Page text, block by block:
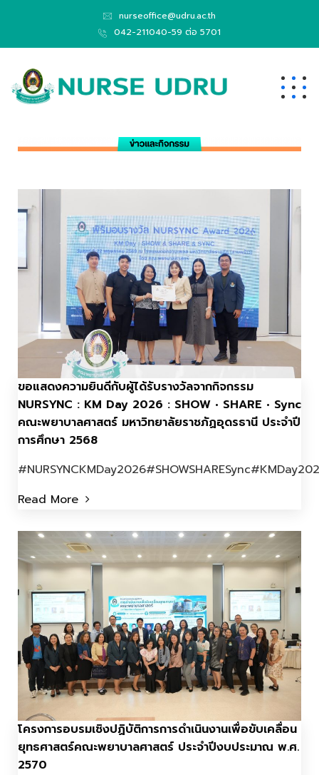
nurseoffice@udru.ac.th
042-211040-59 ต่อ 5701
ขอแสดงความยินดีกับผู้ได้รับรางวัลจากกิจกรรม
NURSYNC : KM Day 2026 : SHOW • SHARE • Sync
คณะพยาบาลศาสตร์ มหาวิทยาลัยราชภัฏอุดรธานี ประจำปี
การศึกษา 2568
Read More
โครงการอบรมเชิงปฏิบัติการการดำเนินงานเพื่อขับเคลื่อน
ยุทธศาสตร์คณะพยาบาลศาสตร์ ประจำปีงบประมาณ พ.ศ.
2570